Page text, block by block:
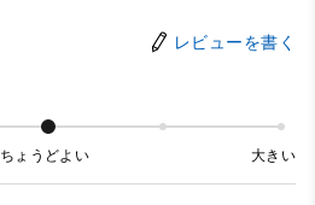
レビューを書く
ちょうどよい 大きい